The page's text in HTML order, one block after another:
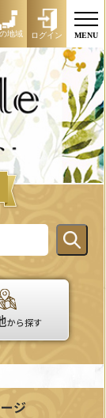
地域 ログイン MENU
から探す
ジ